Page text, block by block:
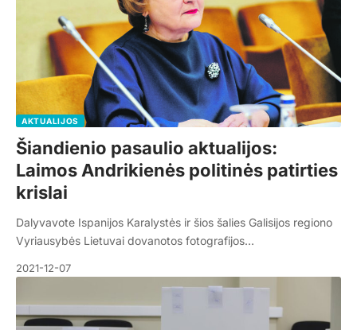
AKTUALIJOS
Šiandienio pasaulio aktualijos:
Laimos Andrikienės politinės patirties
krislai
Dalyvavote Ispanijos Karalystės ir šios šalies Galisijos regiono
Vyriausybės Lietuvai dovanotos fotografijos…
2021-12-07